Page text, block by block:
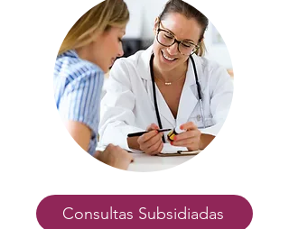
Consultas Subsidiadas